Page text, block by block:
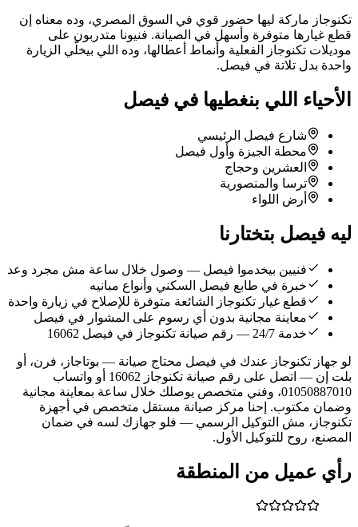
تكنوجاز ماركة ليها حضور قوي في السوق المصري، وده معناه إن
قطع غيارها متوفرة وأسهل في الصيانة. فنيونا متدربون على
موديلات تكنوجاز الفعلية وأنماط أعطالها، وده اللي بيخلّي الزيارة
واحدة بدل تلاتة في فيصل.
الأحياء اللي بنغطيها في فيصل
شارع فيصل الرئيسي
محطة الجيزة وأول فيصل
العشرين وحجاج
ترسا والمنصورية
أرض اللواء
ليه فيصل بتختارنا
فنيين بيخدموا فيصل — وصول خلال ساعة مش مجرد وعد
خبرة في طابع فيصل السكني وأنواع مبانيه
قطع غيار تكنوجاز الشائعة متوفرة للإصلاح في زيارة واحدة
معاينة مجانية بدون أي رسوم على المشوار في فيصل
خدمة 24/7 — رقم صيانة تكنوجاز في فيصل 16062
لو جهاز تكنوجاز عندك في فيصل محتاج صيانة — بوتاجاز، فرن، أو
بلت إن — اتصل على رقم صيانة تكنوجاز 16062 أو واتساب
01050887010، وفني متخصص يوصلك خلال ساعة بمعاينة مجانية
وضمان مكتوب. إحنا مركز صيانة مستقل متخصص في أجهزة
تكنوجاز، مش التوكيل الرسمي — فلو جهازك لسه في ضمان
المصنع، روح للتوكيل الأول.
رأي عميل من المنطقة